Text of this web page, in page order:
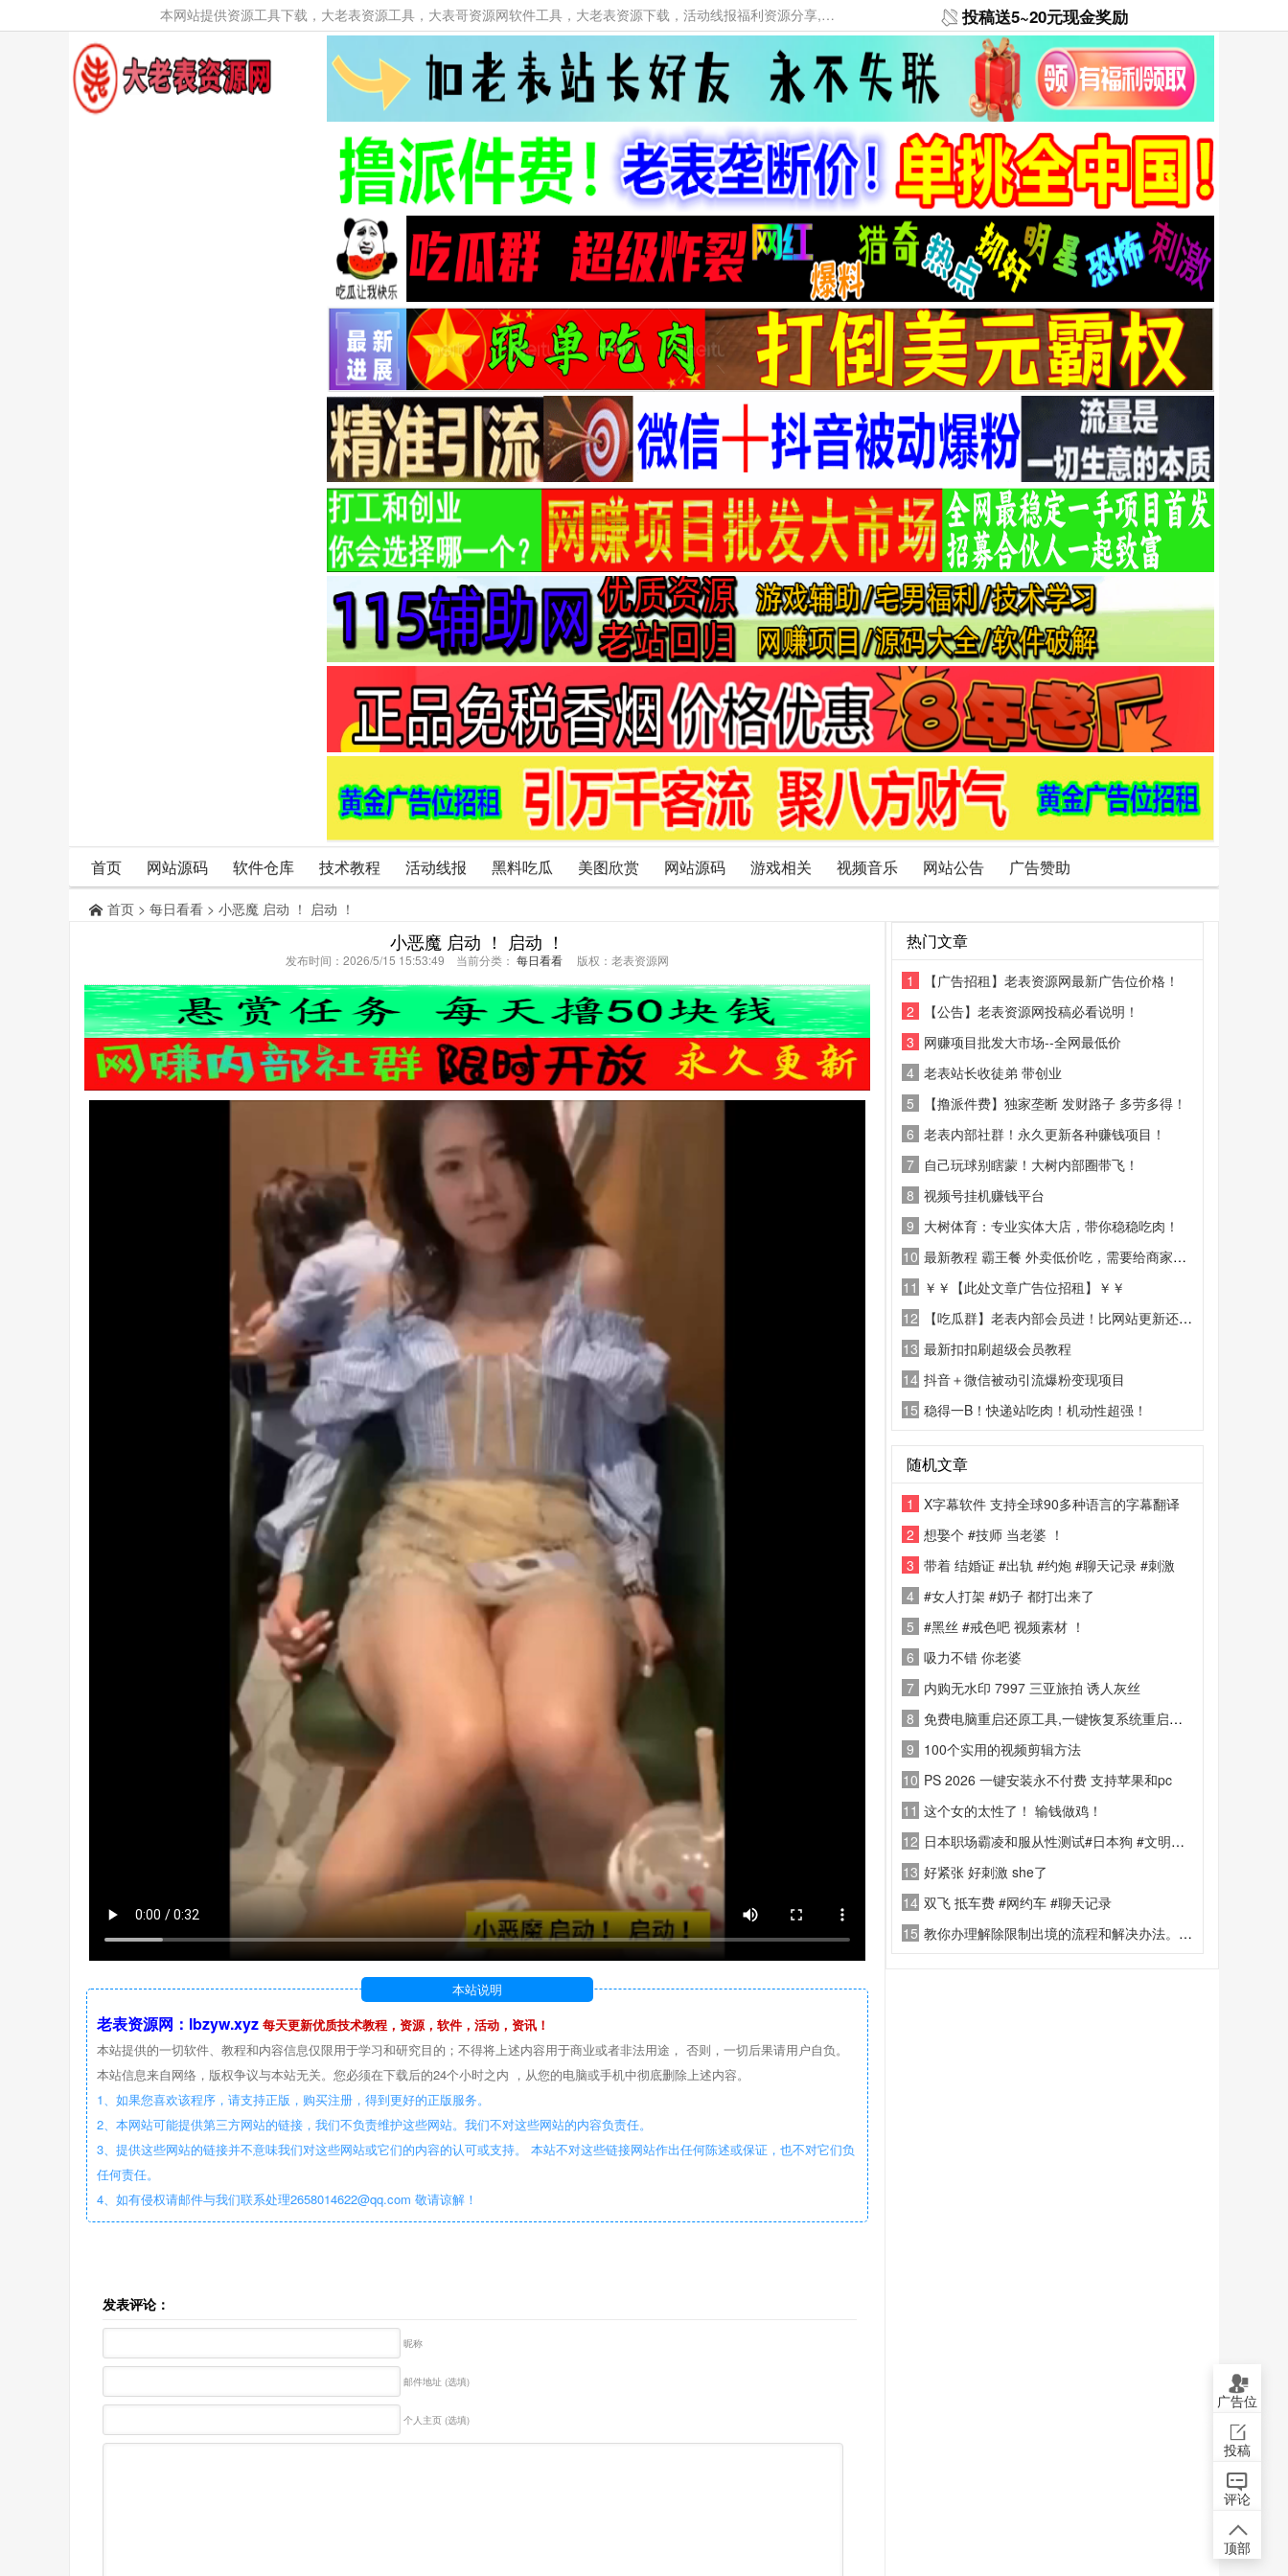
本网站提供资源工具下载，大老表资源工具，大表哥资源网软件工具，大老表资源下载，活动线报福利资源分享,活动线报，大型网游经典游戏，网络热门技术游戏辅助交流与分享。 投稿送5~20元现金奖励
首页 网站源码 软件仓库 技术教程 活动线报 黑料吃瓜 美图欣赏 网站源码 游戏相关 视频音乐 网站公告 广告赞助
首页 > 每日看看 > 小恶魔 启动 ！ 启动 ！
小恶魔 启动 ！ 启动 ！
发布时间：2026/5/15 15:53:49 当前分类： 每日看看 版权：老表资源网
本站说明
老表资源网：lbzyw.xyz 每天更新优质技术教程，资源，软件，活动，资讯！
本站提供的一切软件、教程和内容信息仅限用于学习和研究目的；不得将上述内容用于商业或者非法用途， 否则，一切后果请用户自负。
本站信息来自网络，版权争议与本站无关。您必须在下载后的24个小时之内 ，从您的电脑或手机中彻底删除上述内容。
1、如果您喜欢该程序，请支持正版，购买注册，得到更好的正版服务。
2、本网站可能提供第三方网站的链接，我们不负责维护这些网站。我们不对这些网站的内容负责任。
3、提供这些网站的链接并不意味我们对这些网站或它们的内容的认可或支持。 本站不对这些链接网站作出任何陈述或保证，也不对它们负
任何责任。
4、如有侵权请邮件与我们联系处理2658014622@qq.com 敬请谅解！
发表评论：
昵称
邮件地址 (选填)
个人主页 (选填)
热门文章
1
【广告招租】老表资源网最新广告位价格！
2
【公告】老表资源网投稿必看说明！
3 网赚项目批发大市场--全网最低价
4 老表站长收徒弟 带创业
5
【撸派件费】独家垄断 发财路子 多劳多得！
6 老表内部社群！永久更新各种赚钱项目！
7 自己玩球别瞎蒙！大树内部圈带飞！
8 视频号挂机赚钱平台
9 大树体育：专业实体大店，带你稳稳吃肉！
10 最新教程 霸王餐 外卖低价吃，需要给商家好评
11 ￥￥【此处文章广告位招租】￥￥
12
【吃瓜群】老表内部会员进！比网站更新还精彩！
13 最新扣扣刷超级会员教程
14 抖音＋微信被动引流爆粉变现项目
15 稳得一B！快递站吃肉！机动性超强！
随机文章
1
X字幕软件 支持全球90多种语言的字幕翻译
2 想娶个 #技师 当老婆 ！
3 带着 结婚证 #出轨 #约炮 #聊天记录 #刺激
4 #女人打架 #奶子 都打出来了
5 #黑丝 #戒色吧 视频素材 ！
6 吸力不错 你老婆
7 内购无水印 7997 三亚旅拍 诱人灰丝
8 免费电脑重启还原工具,一键恢复系统重启前状态
9 100个实用的视频剪辑方法
10 PS 2026 一键安装永不付费 支持苹果和pc
11 这个女的太性了！ 输钱做鸡！
12 日本职场霸凌和服从性测试#日本狗 #文明灯塔 #日本
13 好紧张 好刺激 she了
14 双飞 抵车费 #网约车 #聊天记录
15 教你办理解除限制出境的流程和解决办法。回国再想出去难如登天
广告位
投稿
评论
顶部